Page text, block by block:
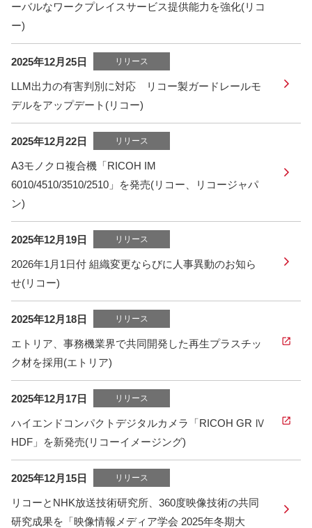
ーバルなワークプレイスサービス提供能力を強化(リコ
ー)
2025年12月25日 リリース
LLM出力の有害判別に対応 リコー製ガードレールモ
デルをアップデート(リコー)
2025年12月22日 リリース
A3モノクロ複合機「RICOH IM
6010/4510/3510/2510」を発売(リコー、リコージャパ
ン)
2025年12月19日 リリース
2026年1月1日付 組織変更ならびに人事異動のお知ら
せ(リコー)
2025年12月18日 リリース
エトリア、事務機業界で共同開発した再生プラスチッ
ク材を採用(エトリア)
2025年12月17日 リリース
ハイエンドコンパクトデジタルカメラ「RICOH GR Ⅳ
HDF」を新発売(リコーイメージング)
2025年12月15日 リリース
リコーとNHK放送技術研究所、360度映像技術の共同
研究成果を「映像情報メディア学会 2025年冬期大